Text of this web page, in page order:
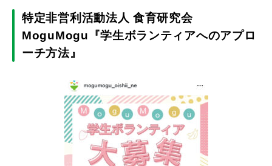
特定非営利活動法人 食育研究会
MoguMogu『学生ボランティアへのアプロ
ーチ方法』